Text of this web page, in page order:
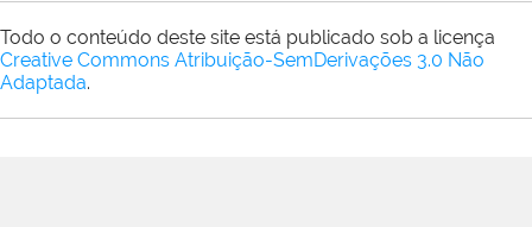
Todo o conteúdo deste site está publicado sob a licença
Creative Commons Atribuição-SemDerivações 3.0 Não
Adaptada.